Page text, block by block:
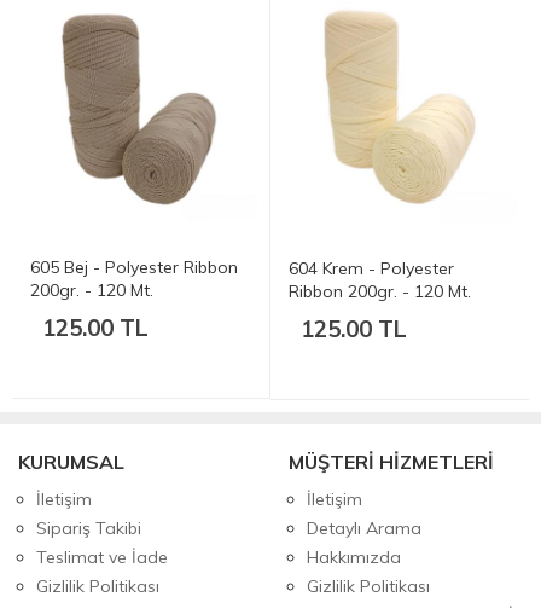
605 Bej - Polyester Ribbon
200gr. - 120 Mt.
125.00 TL
604 Krem - Polyester
Ribbon 200gr. - 120 Mt.
125.00 TL
KURUMSAL
İletişim
Sipariş Takibi
Teslimat ve İade
Gizlilik Politikası
MÜŞTERİ HİZMETLERİ
İletişim
Detaylı Arama
Hakkımızda
Gizlilik Politikası